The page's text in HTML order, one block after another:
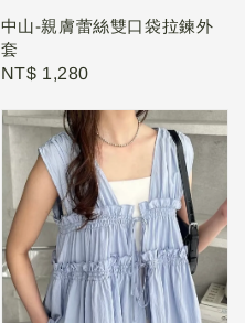
中山-親膚蕾絲雙口袋拉鍊外
套
Regular
NT$ 1,280